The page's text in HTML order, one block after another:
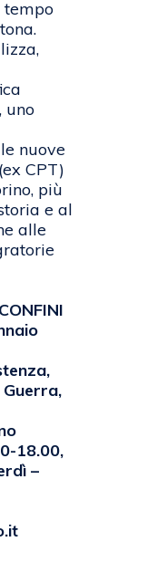
tempo
uno
nuove
CPT)
più
e al
alle
18.00,
–